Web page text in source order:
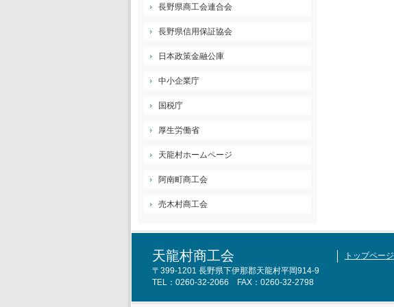
長野県商工会連合会
長野県信用保証協会
日本政策金融公庫
中小企業庁
国税庁
厚生労働省
天龍村ホームページ
阿南町商工会
売木村商工会
天龍村商工会
〒399-1201 長野県下伊那郡天龍村平岡914-9
TEL：0260-32-2066 FAX：0260-32-2798
トップページ